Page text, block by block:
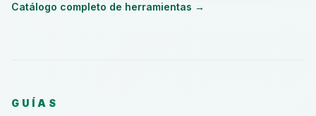
Catálogo completo de herramientas →
GUÍAS